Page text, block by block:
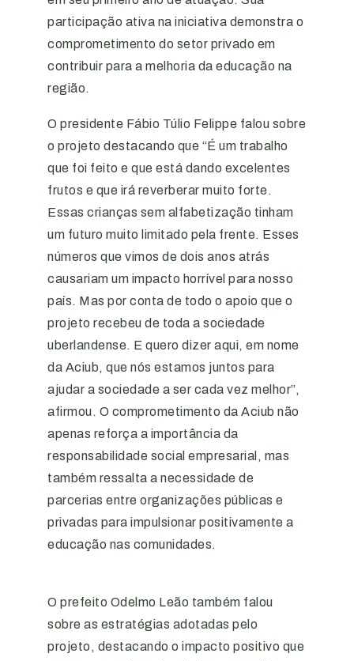
participação ativa na iniciativa demonstra o
comprometimento do setor privado em
contribuir para a melhoria da educação na
região.
O presidente Fábio Túlio Felippe falou sobre
o projeto destacando que “É um trabalho
que foi feito e que está dando excelentes
frutos e que irá reverberar muito forte.
Essas crianças sem alfabetização tinham
um futuro muito limitado pela frente. Esses
números que vimos de dois anos atrás
causariam um impacto horrível para nosso
país. Mas por conta de todo o apoio que o
projeto recebeu de toda a sociedade
uberlandense. E quero dizer aqui, em nome
da Aciub, que nós estamos juntos para
ajudar a sociedade a ser cada vez melhor”,
afirmou. O comprometimento da Aciub não
apenas reforça a importância da
responsabilidade social empresarial, mas
também ressalta a necessidade de
parcerias entre organizações públicas e
privadas para impulsionar positivamente a
educação nas comunidades.
O prefeito Odelmo Leão também falou
sobre as estratégias adotadas pelo
projeto, destacando o impacto positivo que